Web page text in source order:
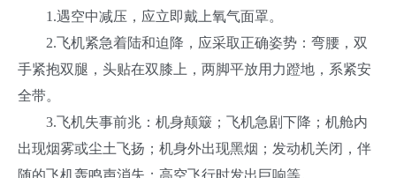
1.遇空中减压，应立即戴上氧气面罩。
2.飞机紧急着陆和迫降，应采取正确姿势：弯腰，双
手紧抱双腿，头贴在双膝上，两脚平放用力蹬地，系紧安
全带。
3.飞机失事前兆：机身颠簸；飞机急剧下降；机舱内
出现烟雾或尘土飞扬；机身外出现黑烟；发动机关闭，伴
随的飞机轰鸣声消失；高空飞行时发出巨响等。